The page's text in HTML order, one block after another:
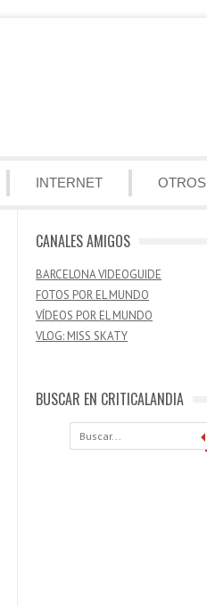
INTERNET OTROS
CANALES AMIGOS
BARCELONA VIDEOGUIDE
FOTOS POR EL MUNDO
VÍDEOS POR EL MUNDO
VLOG: MISS SKATY
BUSCAR EN CRITICALANDIA
Buscar